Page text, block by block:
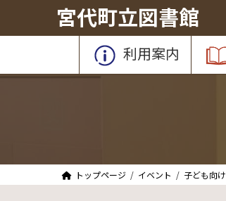
テ
ツ
ゲ
シ
宮代町立図書館
利用案内
トップページ イベント 子ども向け